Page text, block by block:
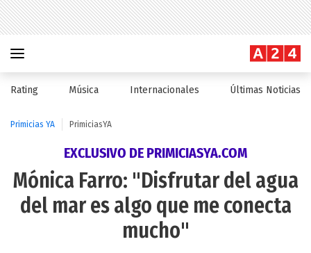
Rating Música Internacionales Últimas Noticias
Primicias YA PrimiciasYA
EXCLUSIVO DE PRIMICIASYA.COM
Mónica Farro: "Disfrutar del agua
del mar es algo que me conecta
mucho"